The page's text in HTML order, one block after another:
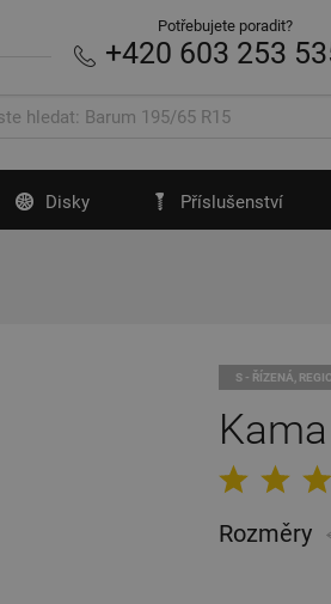
Potřebujete poradit?
+420 603 253
Disky Příslušenství
S - ŘÍZENÁ,
Rozměry